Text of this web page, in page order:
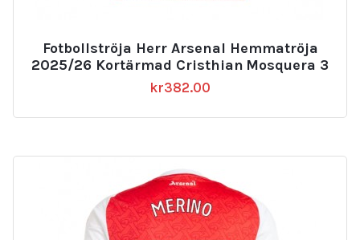
Fotbollströja Herr Arsenal Hemmatröja
2025/26 Kortärmad Cristhian Mosquera 3
kr382.00